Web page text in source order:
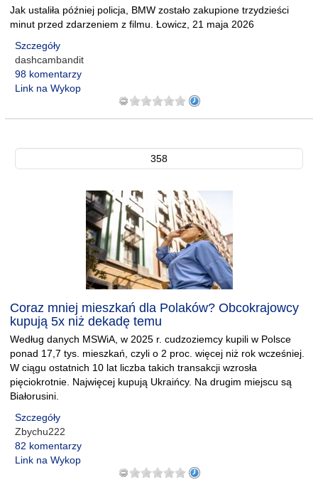
Jak ustaliła później policja, BMW zostało zakupione trzydzieści
minut przed zdarzeniem z filmu. Łowicz, 21 maja 2026
Szczegóły
dashcambandit
98 komentarzy
Link na Wykop
358
Coraz mniej mieszkań dla Polaków? Obcokrajowcy
kupują 5x niż dekadę temu
Według danych MSWiA, w 2025 r. cudzoziemcy kupili w Polsce
ponad 17,7 tys. mieszkań, czyli o 2 proc. więcej niż rok wcześniej.
W ciągu ostatnich 10 lat liczba takich transakcji wzrosła
pięciokrotnie. Najwięcej kupują Ukraińcy. Na drugim miejscu są
Białorusini.
Szczegóły
Zbychu222
82 komentarzy
Link na Wykop